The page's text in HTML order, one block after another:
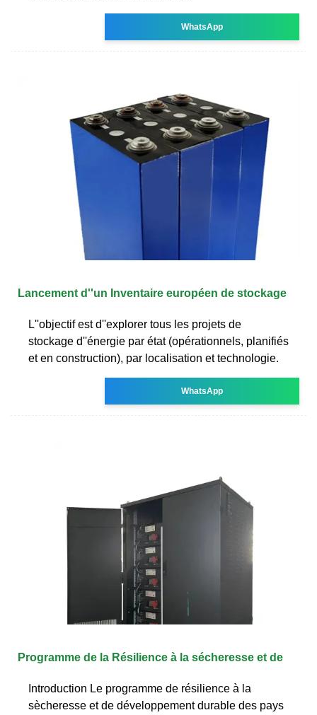
WhatsApp
Lancement d''un Inventaire européen de stockage
L''objectif est d''explorer tous les projets de
stockage d''énergie par état (opérationnels, planifiés
et en construction), par localisation et technologie.
WhatsApp
Programme de la Résilience à la sécheresse et de
Introduction Le programme de résilience à la
sècheresse et de développement durable des pays